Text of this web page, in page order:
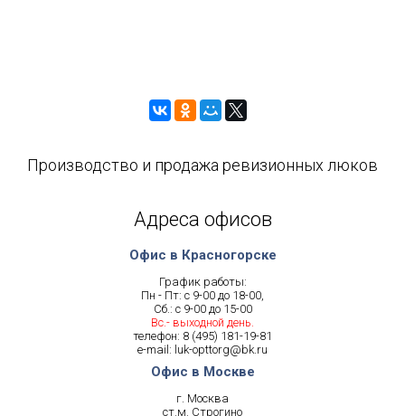
Производство и продажа ревизионных люков
Адреса офисов
Офис в Красногорске
График работы:
Пн - Пт: с 9-00 до 18-00,
Сб.: с 9-00 до 15-00
Вс.- выходной день.
телефон: 8 (495) 181-19-81
e-mail: luk-opttorg@bk.ru
Офис в Москве
г. Москва
ст.м. Строгино